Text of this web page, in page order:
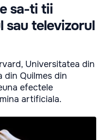
sa-ti tii
sau televizorul
Universitatea din
din Quilmes din
efectele
artificiala.